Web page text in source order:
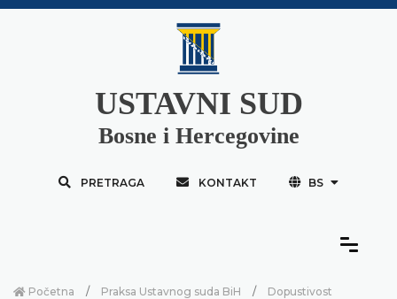
USTAVNI SUD
Bosne i Hercegovine
PRETRAGA KONTAKT BS
Početna Praksa Ustavnog suda BiH Dopustivost